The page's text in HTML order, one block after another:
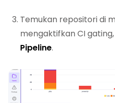
Temukan repositori di
mengaktifkan CI
Pipeline.